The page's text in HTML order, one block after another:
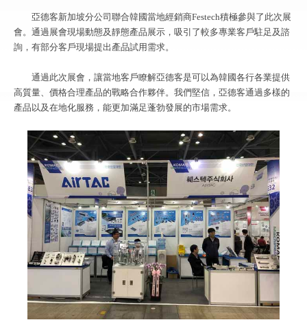
亞德客新加坡分公司聯合韓國當地經銷商Festech積極參與了此次展
會。通過展會現場動態及靜態產品展示，吸引了較多專業客戶駐足及諮
詢，有部分客戶現場提出產品試用需求。
通過此次展會，讓當地客戶瞭解亞德客是可以為韓國各行各業提供
高質量、價格合理產品的戰略合作夥伴。我們堅信，亞德客通過多樣的
產品以及在地化服務，能更加滿足蓬勃發展的市場需求。